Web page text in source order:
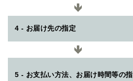
4 - お届け先の指定
5 - お支払い方法、お届け時間等の